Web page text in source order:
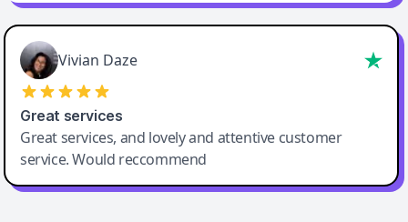
Vivian Daze
Great services
Great services, and lovely and attentive customer
service. Would reccommend